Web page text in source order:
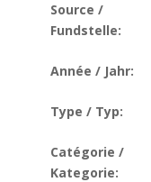
Source /
Fundstelle:
Année / Jahr:
Type / Typ:
Catégorie /
Kategorie: